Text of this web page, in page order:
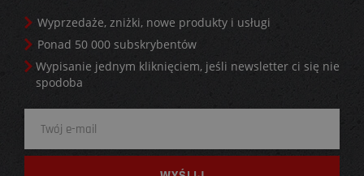
Wyprzedaże, zniżki, nowe produkty i usługi
Ponad 50 000 subskrybentów
Wypisanie jednym kliknięciem, jeśli newsletter ci się nie
spodoba